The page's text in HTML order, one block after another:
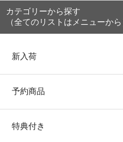
カテゴリーから探す
（全てのリストはメニューから
新入荷
予約商品
特典付き